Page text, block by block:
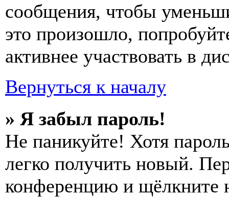
сообщения, чтобы
это произошло,
активнее участвовать в
Вернуться к началу
» Я забыл пароль!
Не паникуйте! Хотя
легко получить новый.
конференцию и щёлкните